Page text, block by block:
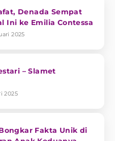
Denada Sempat
Ini ke Emilia Contessa
2025
– Slamet
2025
Fakta Unik di